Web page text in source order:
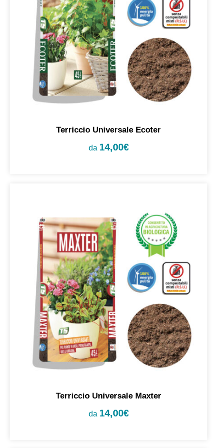
Terriccio Universale Ecoter
da 14,00€
Terriccio Universale Maxter
da 14,00€